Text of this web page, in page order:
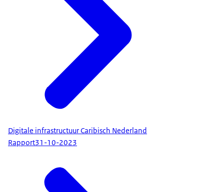
Digitale infrastructuur Caribisch Nederland
Rapport31-10-2023